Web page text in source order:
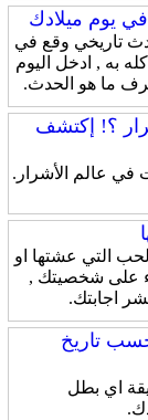
في يوم ميلادك
تاريخي وقع في
به , ادخل اليوم
ما هو الحدث.
؟! إكتشف
في عالم الأشرار.
التي عشتها او
على شخصيتك ,
اجابتك.
تاريخ
اي بطل